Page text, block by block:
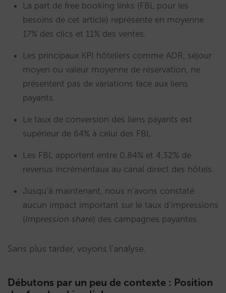
La part de free booking links (FBL pour les
besoins de cet article) représente en moyenne
17% des clics et 11% des ventes.
Les principaux KPI hôteliers comme ADR, séjour
moyen ou valeur moyenne de réservation, ne
présentent pas de variations face aux liens
payants.
Le taux de conversion des liens payants est
supérieur de 64% à celui des FBL.
Les FBL apportent entre 0,84% et 4,32% de
revenus incrémentaux au canal direct des hôtels.
Jusqu’à maintenant, nous n’avons constaté
aucun impact important sur le taux d’impressions
(Impression share) des campagnes payantes.
Sans plus tarder, voyons l’analyse.
Débutons par un peu de contexte : Position